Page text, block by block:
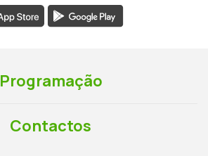
Programação
Contactos